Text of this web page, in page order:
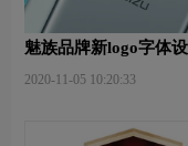
魅族品牌新logo字体
2020-11-05 10:20:33